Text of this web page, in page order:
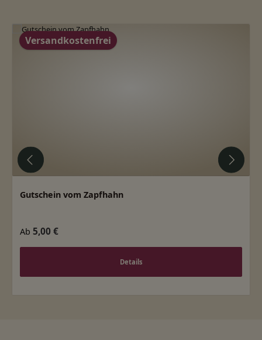
Produktgalerie überspringen
Versandkostenfrei
Gutschein vom Zapfhahn
Regulärer Preis:
Ab 5,00 €
Details